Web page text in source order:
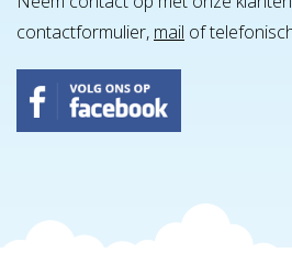
contactformulier, mail of